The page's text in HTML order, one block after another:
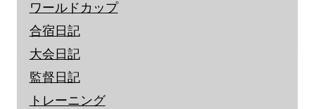
ワールドカップ
合宿日記
大会日記
監督日記
トレーニング